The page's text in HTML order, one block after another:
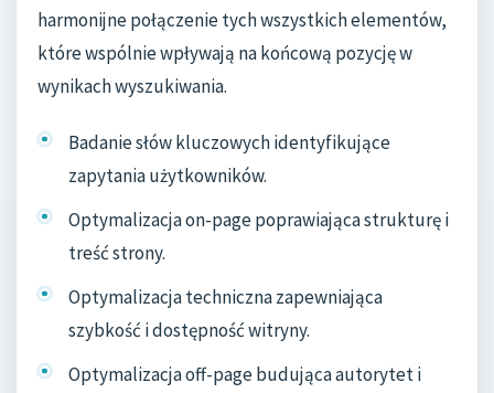
harmonijne połączenie tych wszystkich elementów,
które wspólnie wpływają na końcową pozycję w
wynikach wyszukiwania.
Badanie słów kluczowych identyfikujące
zapytania użytkowników.
Optymalizacja on-page poprawiająca strukturę i
treść strony.
Optymalizacja techniczna zapewniająca
szybkość i dostępność witryny.
Optymalizacja off-page budująca autorytet i